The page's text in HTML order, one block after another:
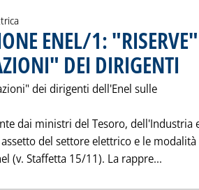
ENEL/1:
DEI DIRIGENTI
dei dirigenti dell'Enel sulle
dai ministri del Tesoro, dell'Industria
del settore elettrico e le
(v. Staffetta 15/11). La rappre...